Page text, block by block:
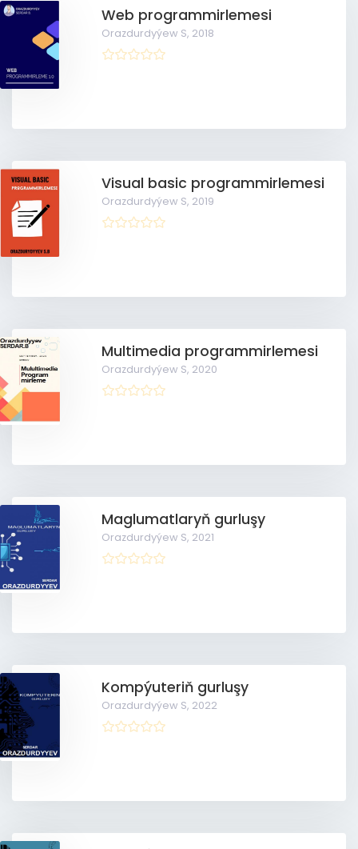
Web programmirlemesi
Orazdurdyýew S, 2018
Visual basic programmirlemesi
Orazdurdyýew S, 2019
Multimedia programmirlemesi
Orazdurdyýew S, 2020
Maglumatlaryň gurluşy
Orazdurdyýew S, 2021
Kompýuteriň gurluşy
Orazdurdyýew S, 2022